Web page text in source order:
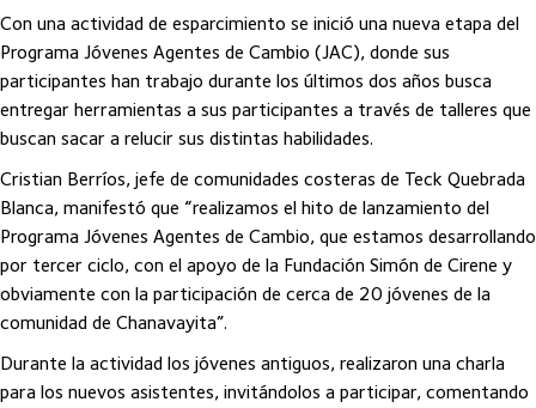
Con una actividad de esparcimiento se inició una nueva etapa del
Programa Jóvenes Agentes de Cambio (JAC), donde sus
participantes han trabajo durante los últimos dos años busca
entregar herramientas a sus participantes a través de talleres que
buscan sacar a relucir sus distintas habilidades.
Cristian Berríos, jefe de comunidades costeras de Teck Quebrada
Blanca, manifestó que “realizamos el hito de lanzamiento del
Programa Jóvenes Agentes de Cambio, que estamos desarrollando
por tercer ciclo, con el apoyo de la Fundación Simón de Cirene y
obviamente con la participación de cerca de 20 jóvenes de la
comunidad de Chanavayita”.
Durante la actividad los jóvenes antiguos, realizaron una charla
para los nuevos asistentes, invitándolos a participar, comentando